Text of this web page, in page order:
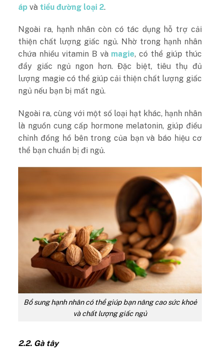
áp và tiểu đường loại 2.
Ngoài ra, hạnh nhân còn có tác dụng hỗ trợ cải
thiện chất lượng giấc ngủ. Nhờ trong hạnh nhân
chứa nhiều vitamin B và magie, có thể giúp thúc
đẩy giấc ngủ ngon hơn. Đặc biệt, tiêu thụ đủ
lượng magie có thể giúp cải thiện chất lượng giấc
ngủ nếu bạn bị mất ngủ.
Ngoài ra, cùng với một số loại hạt khác, hạnh nhân
là nguồn cung cấp hormone melatonin, giúp điều
chỉnh đồng hồ bên trong của bạn và báo hiệu cơ
thể bạn chuẩn bị đi ngủ.
Bổ sung hạnh nhân có thể giúp bạn nâng cao sức khoẻ
và chất lượng giấc ngủ
2.2. Gà tây